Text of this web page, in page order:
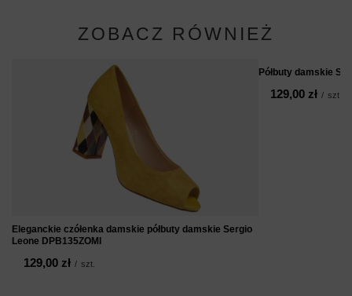
ZOBACZ RÓWNIEŻ
Eleganckie czółenka damskie półbuty damskie Sergio
Leone DPB135ZOMI
129,00 zł / szt.
Półbuty damskie
129,00 zł / szt.